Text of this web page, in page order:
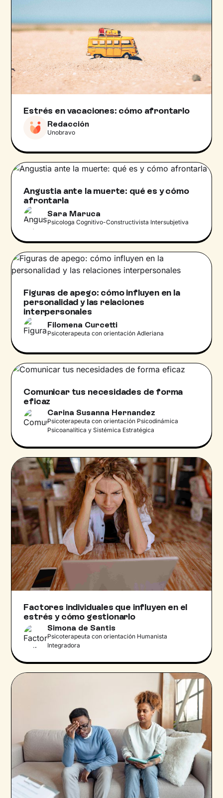
Estrés en vacaciones: cómo afrontarlo
Redacción
Unobravo
Angustia ante la muerte: qué es y cómo
afrontarla
Sara Maruca
Psicologa Cognitivo-Constructivista Intersubjetiva
Figuras de apego: cómo influyen en la
personalidad y las relaciones
interpersonales
Filomena Curcetti
Psicoterapeuta con orientación Adleriana
Comunicar tus necesidades de forma
eficaz
Carina Susanna Hernandez
Psicoterapeuta con orientación Psicodinámica
Psicoanalítica y Sistémica Estratégica
Factores individuales que influyen en el
estrés y cómo gestionarlo
Simona de Santis
Psicoterapeuta con orientación Humanista
Integradora